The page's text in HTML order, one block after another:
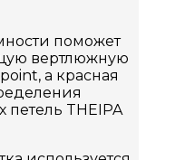
поможет
вертлюжную
а красная
петель THEIPA